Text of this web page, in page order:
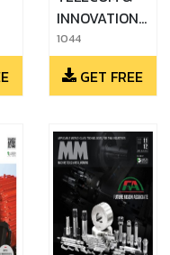
INNOVATION
JOURNAL
1044
GET FREE